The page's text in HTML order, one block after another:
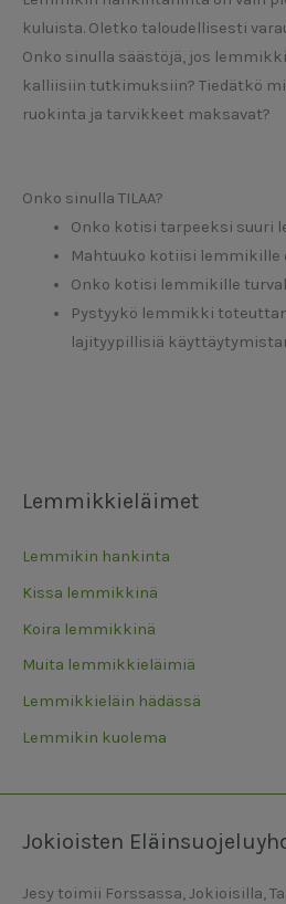
Lemmikkieläimet
Lemmikin hankinta
Kissa lemmikkinä
Koira lemmikkinä
Muita lemmikkieläimiä
Lemmikkieläin hädässä
Lemmikin kuolema
kuluista. Oletko taloudellisesti
Onko sinulla säästöjä, jos
kalliisiin tutkimuksiin? Tiedätkö
ruokinta ja tarvikkeet maksavat?
Onko sinulla TILAA?
Onko kotisi tarpeeksi suuri
Mahtuuko kotiisi lemmikille
Onko kotisi lemmikille
Pystyykö lemmikki
lajityypillisiä
Jokioisten
Jesy toimii Forssassa, Jokioisilla,